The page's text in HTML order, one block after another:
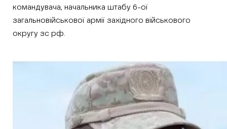
командувача, начальника штабу 6-ої
загальновійськової армії західного військового
округу зс рф.